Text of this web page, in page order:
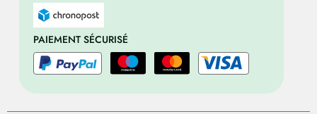
PAIEMENT SÉCURISÉ